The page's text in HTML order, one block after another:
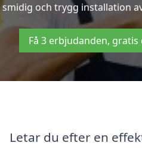
smidig och trygg installation
Få 3 erbjudanden,
Letar du efter en